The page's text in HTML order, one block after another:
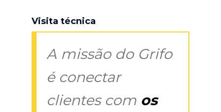
Visita técnica
A missão do Grifo
é conectar
clientes com os